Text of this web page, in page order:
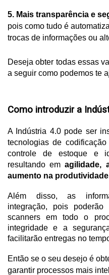
5. Mais transparência e
pois como tudo é
trocas de informações ou
Deseja obter todas essas
a seguir como podemos te
Como introduzir a
A Indústria 4.0 pode ser
tecnologias de
controle de estoque e
resultando em agilidade,
aumento na
Além disso, as
integração, pois
scanners em todo o
integridade e a
facilitarão entregas no
Então se o seu desejo é
garantir processos mais